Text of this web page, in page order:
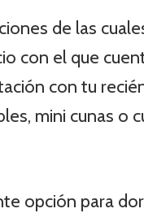
de las
con el que
con tu
mini cunas o
opción para